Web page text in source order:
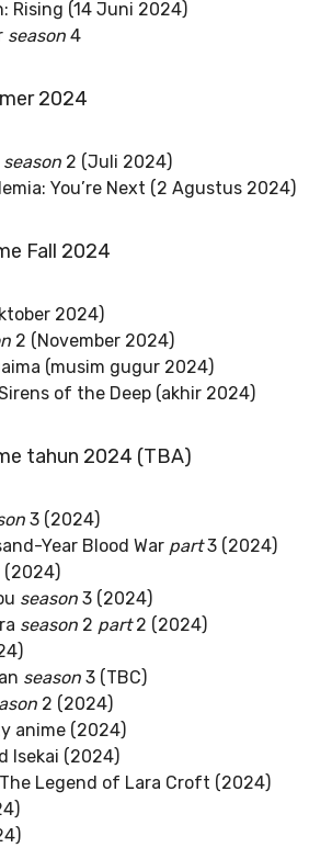
Rising (14 Juni 2024)
season 4
2024
season 2 (Juli 2024)
You’re Next (2 Agustus 2024)
Fall 2024
2024)
2 (November 2024)
(musim gugur 2024)
of the Deep (akhir 2024)
tahun 2024 (TBA)
3 (2024)
Year Blood War part3 (2024)
(2024)
season 3 (2024)
season 2 part2 (2024)
season 3 (TBC)
2 (2024)
anime (2024)
Isekai (2024)
The Legend of Lara Croft (2024)